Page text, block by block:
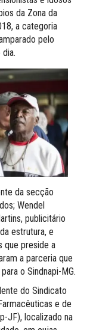
da Zona da
a categoria
pelo
da secção
Wendel
publicitário
estrutura, e
que preside a
a parceria que
o Sindnapi-MG.
do Sindicato
e de
JF), localizado na